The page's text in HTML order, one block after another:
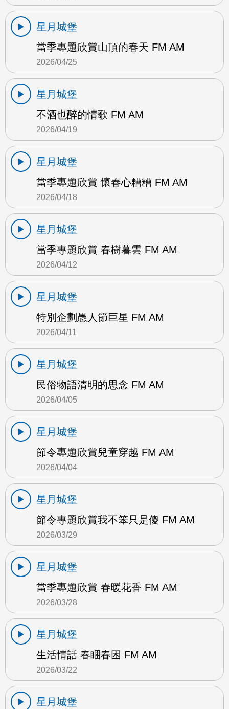
星月城堡
當季專題欣賞山頂的春天 FM AM
2026/04/25
星月城堡
不酒也醉的情歌 FM AM
2026/04/19
星月城堡
當季專題欣賞 懷春心糟糟 FM AM
2026/04/18
星月城堡
當季專題欣賞 春樹暮雲 FM AM
2026/04/12
星月城堡
特別企劃愚人節巨星 FM AM
2026/04/11
星月城堡
民俗物語清明的思念 FM AM
2026/04/05
星月城堡
節令專題欣賞兒童穿越 FM AM
2026/04/04
星月城堡
節令專題欣賞我不笨只是傻 FM AM
2026/03/29
星月城堡
當季專題欣賞 春暖花香 FM AM
2026/03/28
星月城堡
生活情話 春睏春困 FM AM
2026/03/22
星月城堡